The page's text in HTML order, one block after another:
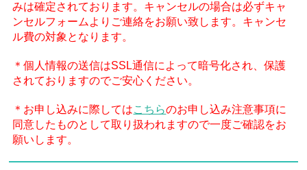
みは確定されております。キャンセルの場合は必ずキャ
ンセルフォームよりご連絡をお願い致します。キャンセ
ル費の対象となります。
＊個人情報の送信はSSL通信によって暗号化され、保護
されておりますのでご安心ください。
＊お申し込みに際してはこちらのお申し込み注意事項に
同意したものとして取り扱われますので一度ご確認をお
願いします。